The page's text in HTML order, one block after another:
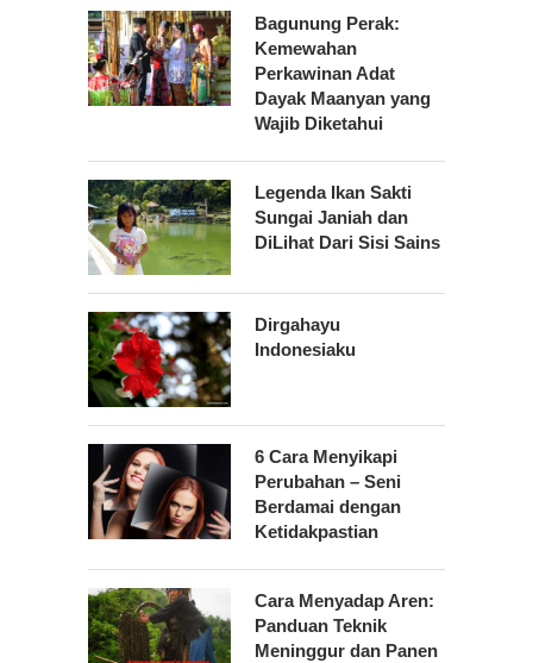
Bagunung Perak:
Kemewahan
Perkawinan Adat
Dayak Maanyan yang
Wajib Diketahui
Legenda Ikan Sakti
Sungai Janiah dan
DiLihat Dari Sisi Sains
Dirgahayu
Indonesiaku
6 Cara Menyikapi
Perubahan – Seni
Berdamai dengan
Ketidakpastian
Cara Menyadap Aren:
Panduan Teknik
Meninggur dan Panen